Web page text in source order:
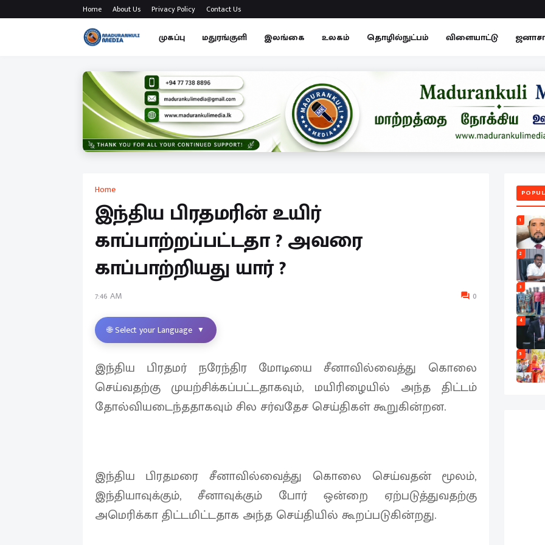
Home About Us Privacy Policy Contact Us
முகப்பு மதுரங்குளி இலங்கை உலகம் தொழில்நுட்பம் விளையாட்டு
Home
இந்திய பிரதமரின் உயிர்
காப்பாற்றப்பட்டதா ? அவரை
காப்பாற்றியது யார் ?
7:46 AM 0
🌐 Select your Language ▼
இந்திய பிரதமர் நரேந்திர மோடியை சீனாவில்வைத்து கொலை
செய்வதற்கு முயற்சிக்கப்பட்டதாகவும், மயிரிழையில் அந்த திட்டம்
தோல்வியடைந்ததாகவும் சில சர்வதேச செய்திகள் கூறுகின்றன.
இந்திய பிரதமரை சீனாவில்வைத்து கொலை செய்வதன் மூலம்,
இந்தியாவுக்கும், சீனாவுக்கும் போர் ஒன்றை ஏற்படுத்துவதற்கு
அமெரிக்கா திட்டமிட்டதாக அந்த செய்தியில் கூறப்படுகின்றது.
1
2
3
4
5